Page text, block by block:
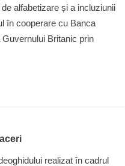
alfabetizare și a incluziunii
în cooperare cu Banca
Britanic prin
realizat în cadrul